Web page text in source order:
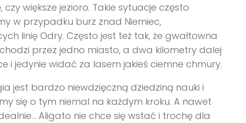
czy większe jezioro. Takie sytuacje często
w przypadku burz znad Niemiec,
linię Odry. Często jest też tak, że gwałtowna
przez jedno miasto, a dwa kilometry dalej
i jedynie widać za lasem jakieś ciemne chmury.
jest bardzo niewdzięczną dziedziną nauki i
się o tym niemal na każdym kroku. A nawet
Aligato nie chce się wstać i trochę dla